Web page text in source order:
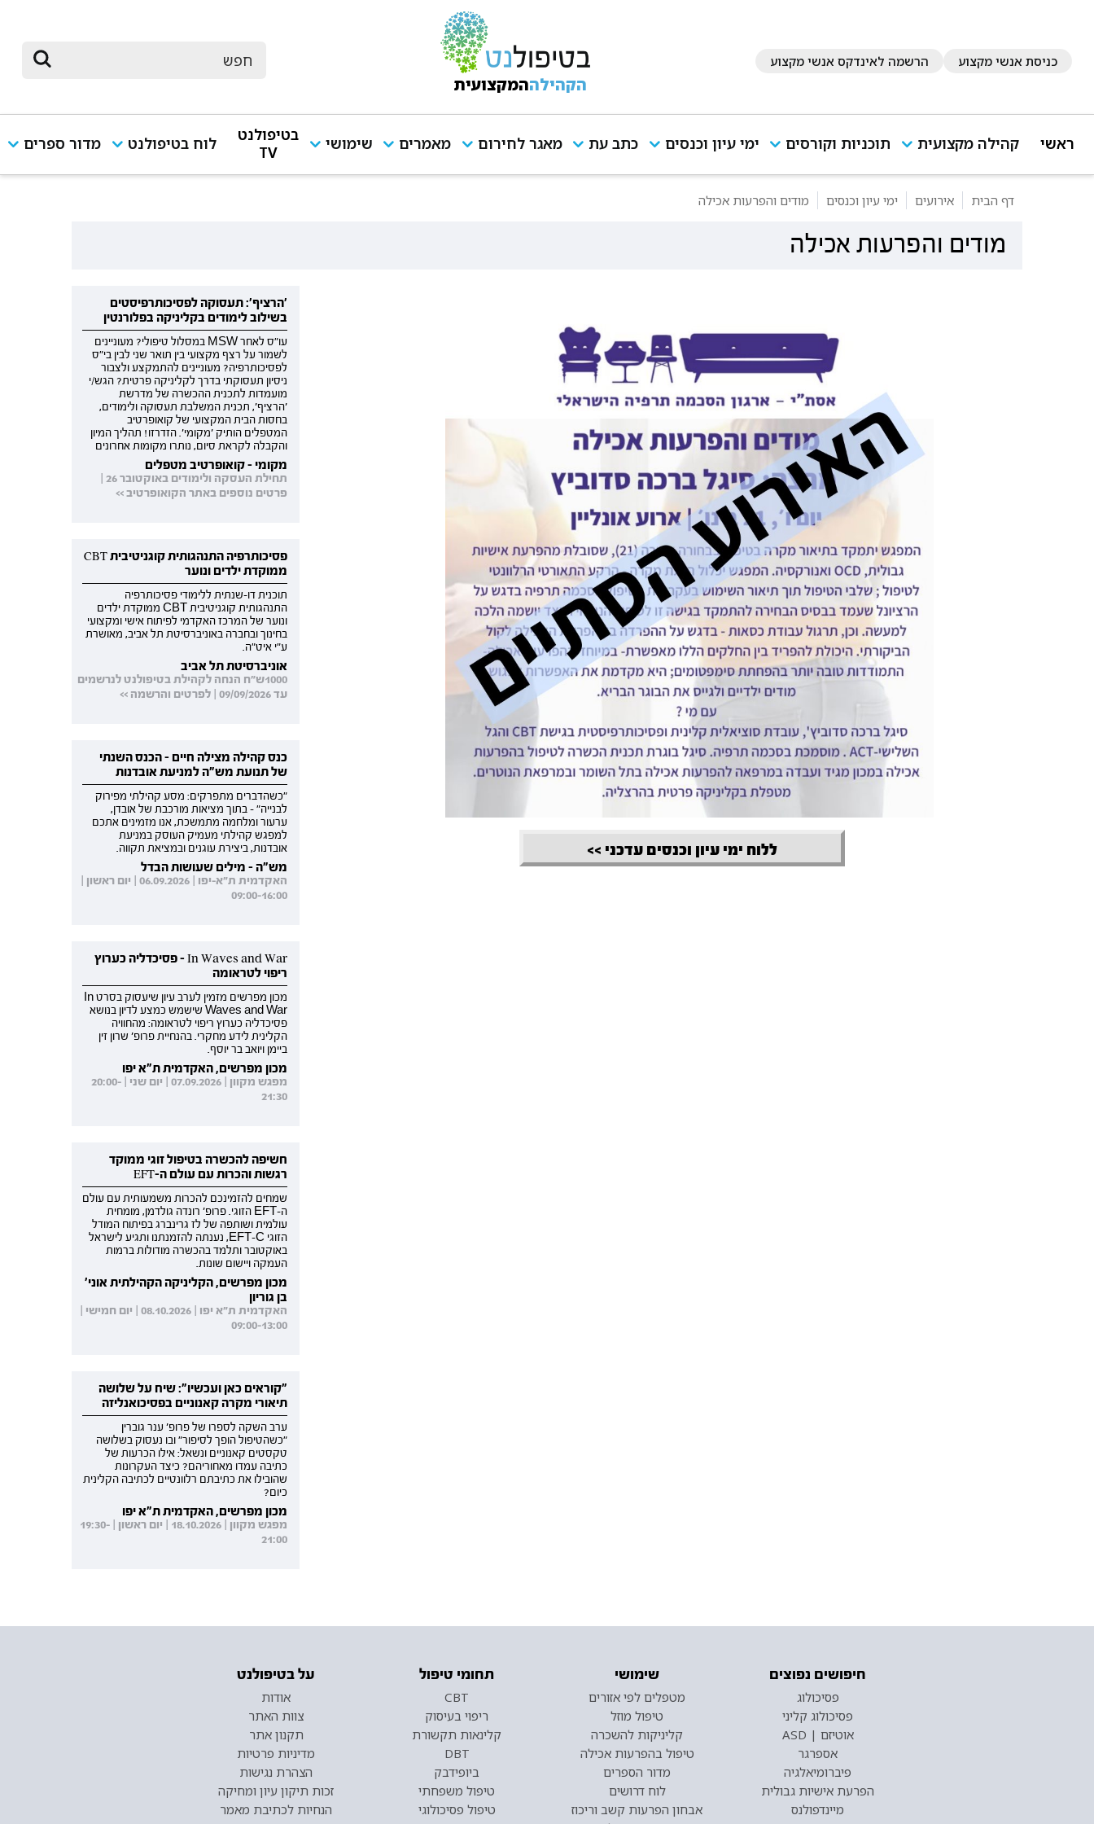
כניסת אנשי מקצוע הרשמה לאינדקס אנשי מקצוע
הקהילההמקצועית
ראשי קהילה מקצועית תוכניות וקורסים ימי עיון וכנסים כתב עת מאגר לחירום מאמרים שימושי
בטיפולנט
TV
לוח בטיפולנט מדור ספרים
דף הבית אירועים ימי עיון וכנסים מודים והפרעות אכילה
מודים והפרעות אכילה
ללוח ימי עיון וכנסים עדכני >>
'הרציף': תעסוקה לפסיכותרפיסטים
בשילוב לימודים בקליניקה בפלורנטין
עו"ס לאחר MSW במסלול טיפולי? מעוניינים
לשמור על רצף מקצועי בין תואר שני לבין בי"ס
לפסיכותרפיה? מעוניינים להתמקצע ולצבור
ניסיון תעסוקתי בדרך לקליניקה פרטית? הגש/י
מועמדות לתכנית ההכשרה של מדרשת
'הרציף', תכנית המשלבת תעסוקה ולימודים,
בחסות הבית המקצועי של קואופרטיב
המטפלים הותיק 'מקומי'. הזדרזו! תהליך המיון
והקבלה לקראת סיום, נותרו מקומות אחרונים
מקומי - קואופרטיב מטפלים
תחילת העסקה ולימודים באוקטובר 26 |
פרטים נוספים באתר הקואופרטיב >>
פסיכותרפיה התנהגותית קוגניטיבית CBT
ממוקדת ילדים ונוער
תוכנית דו-שנתית ללימודי פסיכותרפיה
התנהגותית קוגניטיבית CBT ממוקדת ילדים
ונוער של המרכז האקדמי לפיתוח אישי ומקצועי
בחינוך ובחברה באוניברסיטת תל אביב, מאושרת
ע"י איט"ה.
אוניברסיטת תל אביב
1000ש"ח הנחה לקהילת בטיפולנט לנרשמים
עד 09/09/2026 | לפרטים והרשמה >>
כנס קהילה מצילה חיים - הכנס השנתי
של תנועת מש"ה למניעת אובדנות
"כשהדברים מתפרקים: מסע קהילתי מפירוק
לבנייה" - בתוך מציאות מורכבת של אובדן,
ערעור ומלחמה מתמשכת, אנו מזמינים אתכם
למפגש קהילתי מעמיק העוסק במניעת
אובדנות, ביצירת עוגנים ובמציאת תקווה.
מש"ה - מילים שעושות הבדל
האקדמית ת"א-יפו | 06.09.2026 | יום ראשון |
09:00-16:00
In Waves and War - פסיכדליה כערוץ
ריפוי לטראומה
מכון מפרשים מזמין לערב עיון שיעסוק בסרט In
Waves and War שישמש כמצע לדיון בנושא
פסיכדליה כערוץ ריפוי לטראומה: מהחוויה
הקלינית לידע מחקרי. בהנחיית פרופ' שרון זין
ביימן ויואב בר יוסף.
מכון מפרשים, האקדמית ת"א יפו
מפגש מקוון | 07.09.2026 | יום שני | 20:00-
21:30
חשיפה להכשרה בטיפול זוגי ממוקד
רגשות והכרות עם עולם ה-EFT
שמחים להזמינכם להכרות משמעותית עם עולם
ה-EFT הזוגי. פרופ' רונדה גולדמן, מומחית
עולמית ושותפה של לז גרינברג בפיתוח המודל
הזוגי EFT-C, נענתה להזמנתנו ותגיע לישראל
באוקטובר ותלמד בהכשרה מודולות ברמות
העמקה ויישום שונות.
מכון מפרשים, הקליניקה הקהילתית אוני'
בן גוריון
האקדמית ת"א יפו | 08.10.2026 | יום חמישי |
09:00-13:00
"קוראים כאן ועכשיו": שיח על שלושה
תיאורי מקרה קאנוניים בפסיכואנליזה
ערב השקה לספרו של פרופ' ענר גוברין
"כשהטיפול הופך לסיפור" ובו נעסוק בשלושה
טקסטים קאנוניים ונשאל: אילו הכרעות של
כתיבה עמדו מאחוריהם? כיצד העקרונות
שהובילו את כתיבתם רלוונטיים לכתיבה הקלינית
כיום?
מכון מפרשים, האקדמית ת"א יפו
מפגש מקוון | 18.10.2026 | יום ראשון | 19:30-
21:00
חיפושים נפוצים
פסיכולוג
פסיכולוג קליני
אוטיזם | ASD
אספרגר
פיברומיאלגיה
הפרעת אישיות גבולית
מיינדפולנס
שימושי
מטפלים לפי אזורים
טיפול מוזל
קליניקות להשכרה
טיפול בהפרעות אכילה
מדור הספרים
לוח דרושים
אבחון הפרעות קשב וריכוז
תחומי טיפול
CBT
ריפוי בעיסוק
קלינאות תקשורת
DBT
ביופידבק
טיפול משפחתי
טיפול פסיכולוגי
על בטיפולנט
אודות
צוות האתר
תקנון אתר
מדיניות פרטיות
הצהרת נגישות
זכות תיקון עיון ומחיקה
הנחיות לכתיבת מאמר